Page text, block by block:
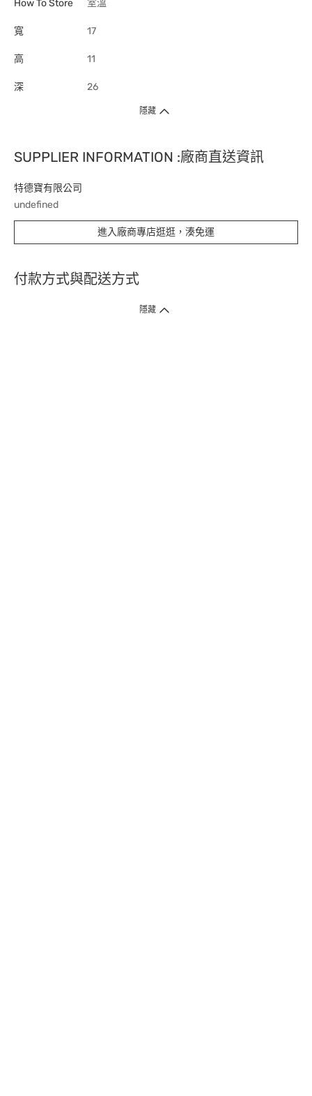
How To Store 室溫
寬 17
高 11
深 26
隱藏
SUPPLIER INFORMATION :廠商直送資訊
特德寶有限公司
undefined
進入廠商專店逛逛，湊免運
付款方式與配送方式
隱藏